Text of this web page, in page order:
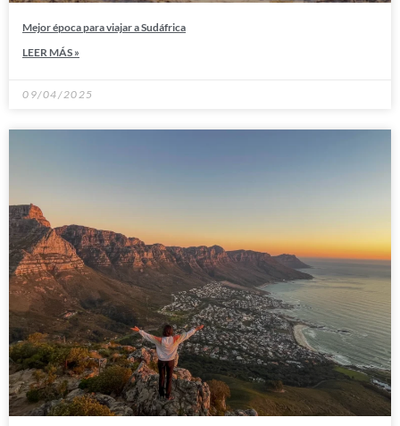
Mejor época para viajar a Sudáfrica
LEER MÁS »
09/04/2025